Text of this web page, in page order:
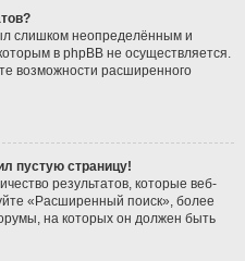
слишком неопределённым и
в phpBB не осуществляется.
возможности расширенного
пустую страницу!
результатов, которые веб-
«Расширенный поиск», более
на которых он должен быть